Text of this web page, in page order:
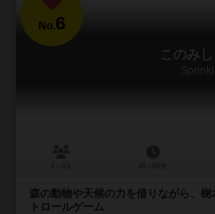
No.6
このみ
森の動物や天候の力を借りながら、
トロールゲーム